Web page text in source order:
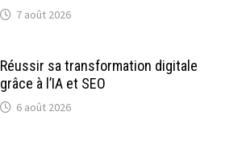
7 août 2026
Réussir sa transformation digitale
grâce à l’IA et SEO
6 août 2026